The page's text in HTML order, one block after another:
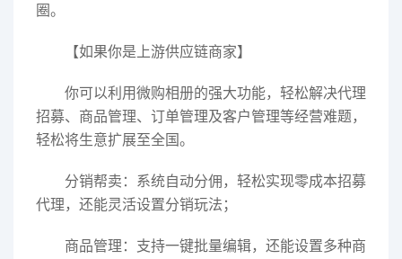
圈。
【如果你是上游供应链商家】
你可以利用微购相册的强大功能，轻松解决代理
招募、商品管理、订单管理及客户管理等经营难题，
轻松将生意扩展至全国。
分销帮卖：系统自动分佣，轻松实现零成本招募
代理，还能灵活设置分销玩法；
商品管理：支持一键批量编辑，还能设置多种商